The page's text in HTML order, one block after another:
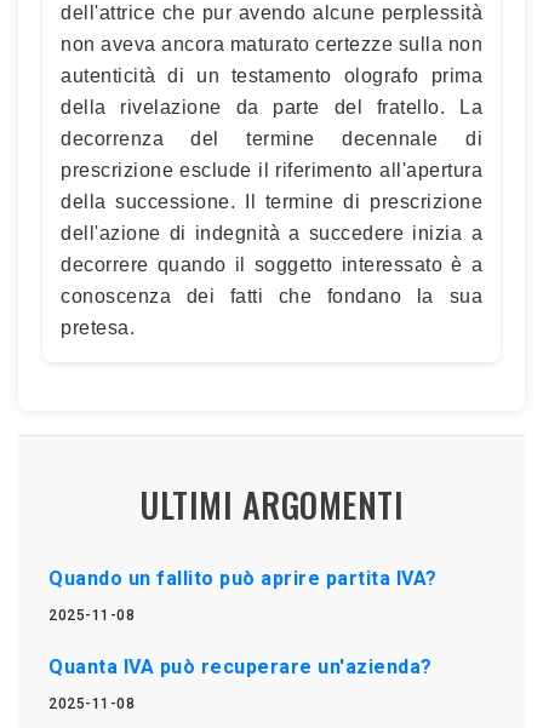
dell'attrice che pur avendo alcune perplessità
non aveva ancora maturato certezze sulla non
autenticità di un testamento olografo prima
della rivelazione da parte del fratello. La
decorrenza del termine decennale di
prescrizione esclude il riferimento all'apertura
della successione. Il termine di prescrizione
dell'azione di indegnità a succedere inizia a
decorrere quando il soggetto interessato è a
conoscenza dei fatti che fondano la sua
pretesa.
ULTIMI ARGOMENTI
Quando un fallito può aprire partita IVA?
2025-11-08
Quanta IVA può recuperare un'azienda?
2025-11-08